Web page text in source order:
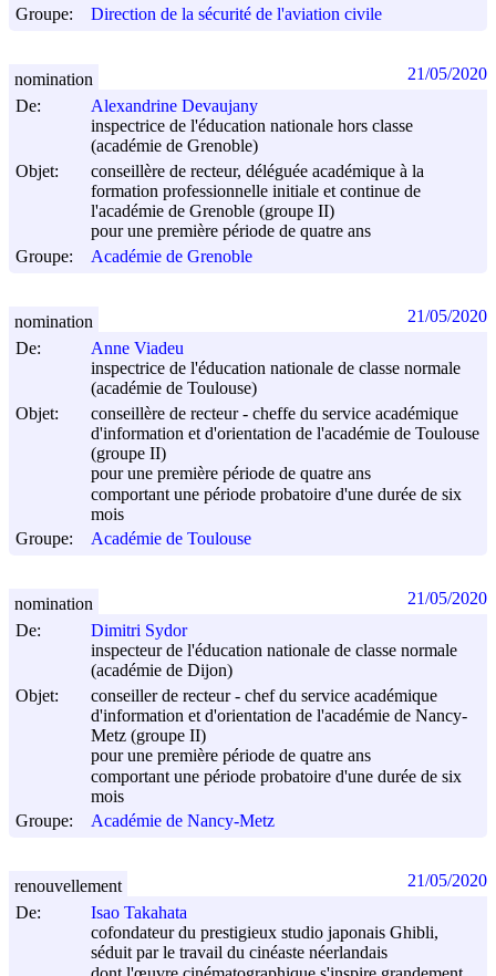
Groupe:
Direction de la sécurité de l'aviation civile
De:
Alexandrine Devaujany
inspectrice de l'éducation nationale hors classe
(académie de Grenoble)
Objet:
conseillère de recteur, déléguée académique à la
formation professionnelle initiale et continue de
l'académie de Grenoble (groupe II)
pour une première période de quatre ans
Groupe:
Académie de Grenoble
nomination 21/05/2020
De:
Anne Viadeu
inspectrice de l'éducation nationale de classe normale
(académie de Toulouse)
Objet:
conseillère de recteur - cheffe du service académique
d'information et d'orientation de l'académie de Toulouse
(groupe II)
pour une première période de quatre ans
comportant une période probatoire d'une durée de six
mois
Groupe:
Académie de Toulouse
nomination 21/05/2020
De:
Dimitri Sydor
inspecteur de l'éducation nationale de classe normale
(académie de Dijon)
Objet:
conseiller de recteur - chef du service académique
d'information et d'orientation de l'académie de Nancy-
Metz (groupe II)
pour une première période de quatre ans
comportant une période probatoire d'une durée de six
mois
Groupe:
Académie de Nancy-Metz
nomination 21/05/2020
De:
Isao Takahata
cofondateur du prestigieux studio japonais Ghibli,
séduit par le travail du cinéaste néerlandais
renouvellement 21/05/2020